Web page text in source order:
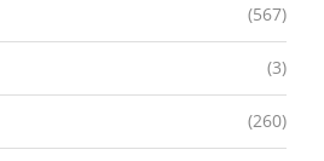
(567)
(3)
(260)